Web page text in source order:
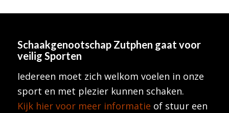
Schaakgenootschap Zutphen gaat voor
veilig Sporten
Iedereen moet zich welkom voelen in onze
sport en met plezier kunnen schaken.
Kijk hier voor meer informatie of stuur een